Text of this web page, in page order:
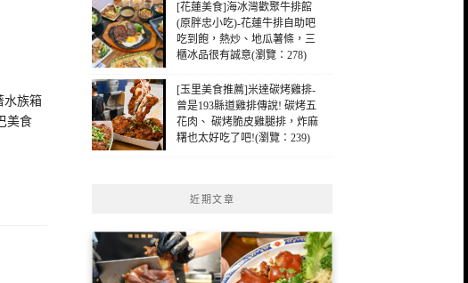
水族箱
美食
[花蓮美食]海冰灣歡聚牛排館
(原胖忠小吃)-花蓮牛排自助吧
吃到飽，熱炒、地瓜薯條，三
櫃冰品很有誠意(瀏覽：278)
[玉里美食推薦]米達碳烤雞排-
曾是193縣道雞排傳說! 碳烤五
花肉、 碳烤脆皮雞腿排，炸麻
糬也太好吃了吧!(瀏覽：239)
近期文章